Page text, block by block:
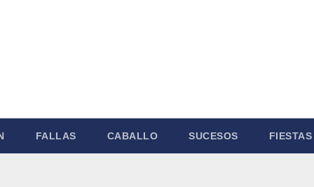
FALLAS CABALLO SUCESOS FIESTAS